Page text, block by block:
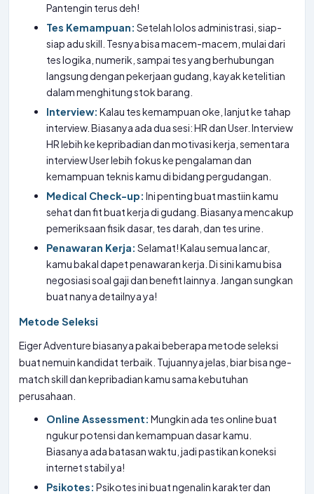
Pantengin terus deh!
Tes Kemampuan: Setelah lolos administrasi, siap-
siap adu skill. Tesnya bisa macem-macem, mulai dari
tes logika, numerik, sampai tes yang berhubungan
langsung dengan pekerjaan gudang, kayak ketelitian
dalam menghitung stok barang.
Interview: Kalau tes kemampuan oke, lanjut ke tahap
interview. Biasanya ada dua sesi: HR dan User. Interview
HR lebih ke kepribadian dan motivasi kerja, sementara
interview User lebih fokus ke pengalaman dan
kemampuan teknis kamu di bidang pergudangan.
Medical Check-up: Ini penting buat mastiin kamu
sehat dan fit buat kerja di gudang. Biasanya mencakup
pemeriksaan fisik dasar, tes darah, dan tes urine.
Penawaran Kerja: Selamat! Kalau semua lancar,
kamu bakal dapet penawaran kerja. Di sini kamu bisa
negosiasi soal gaji dan benefit lainnya. Jangan sungkan
buat nanya detailnya ya!
Metode Seleksi
Eiger Adventure biasanya pakai beberapa metode seleksi
buat nemuin kandidat terbaik. Tujuannya jelas, biar bisa nge-
match skill dan kepribadian kamu sama kebutuhan
perusahaan.
Online Assessment: Mungkin ada tes online buat
ngukur potensi dan kemampuan dasar kamu.
Biasanya ada batasan waktu, jadi pastikan koneksi
internet stabil ya!
Psikotes: Psikotes ini buat ngenalin karakter dan